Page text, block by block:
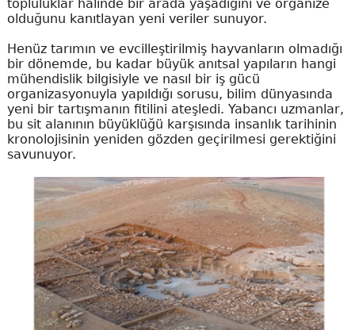
topluluklar halinde bir arada yaşadığını ve organize
olduğunu kanıtlayan yeni veriler sunuyor.
Henüz tarımın ve evcilleştirilmiş hayvanların olmadığı
bir dönemde, bu kadar büyük anıtsal yapıların hangi
mühendislik bilgisiyle ve nasıl bir iş gücü
organizasyonuyla yapıldığı sorusu, bilim dünyasında
yeni bir tartışmanın fitilini ateşledi. Yabancı uzmanlar,
bu sit alanının büyüklüğü karşısında insanlık tarihinin
kronolojisinin yeniden gözden geçirilmesi gerektiğini
savunuyor.